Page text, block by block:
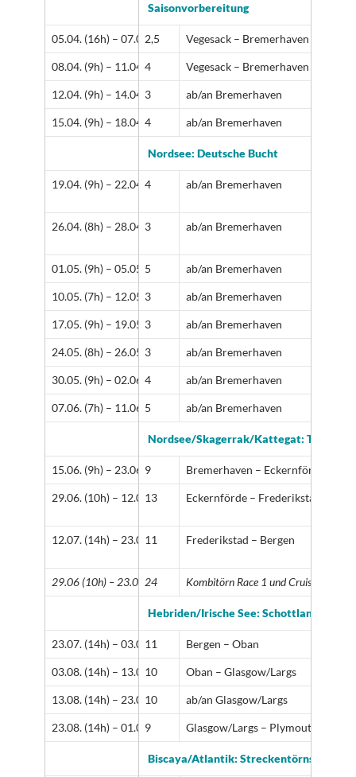
Saisonvorbereitung
2,5 Vegesack – Bremerhaven
4 Vegesack – Bremerhaven
3 ab/an Bremerhaven
4 ab/an Bremerhaven
Nordsee: Deutsche Bucht
4 ab/an Bremerhaven
3 ab/an Bremerhaven
5 ab/an Bremerhaven
3 ab/an Bremerhaven
3 ab/an Bremerhaven
3 ab/an Bremerhaven
4 ab/an Bremerhaven
5 ab/an Bremerhaven
Nordsee/Skagerrak/Kattegat: Tall
9 Bremerhaven – Eckernförde
13 Eckernförde – Frederikstad
11 Frederikstad – Bergen
24 Kombitörn Race 1 und Cruise in
Hebriden/Irische See: Schottland,
11 Bergen – Oban
10 Oban – Glasgow/Largs
10 ab/an Glasgow/Largs
9 Glasgow/Largs – Plymouth
Biscaya/Atlantik: Streckentörns zu den
05.04. (16h) – 07.04. (17h)
08.04. (9h) – 11.04. (17h)
12.04. (9h) – 14.04. (17h)
15.04. (9h) – 18.04. (17h)
19.04. (9h) – 22.04. (17h)
26.04. (8h) – 28.04. (17h)
01.05. (9h) – 05.05. (17h)
10.05. (7h) – 12.05. (17h)
17.05. (9h) – 19.05. (17h)
24.05. (8h) – 26.05. (17h)
30.05. (9h) – 02.06. (17h)
07.06. (7h) – 11.06. (17h)
15.06. (9h) – 23.06. (17h)
29.06. (10h) – 12.07. (13h)
12.07. (14h) – 23.07. (13h)
29.06 (10h) – 23.07. (13h)
23.07. (14h) – 03.08. (13h)
03.08. (14h) – 13.08. (13h)
13.08. (14h) – 23.08. (13h)
23.08. (14h) – 01.09. (13h)